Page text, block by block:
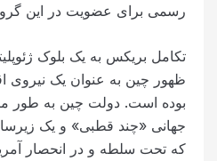
رسمی برای عضویت در این
تکامل بریکس به یک بلوک
ظهور چین به عنوان یک نیروی
بوده است. دولت چین به طور
جهانی «چند قطبی» و یک
که تحت سلطه و در انحصار